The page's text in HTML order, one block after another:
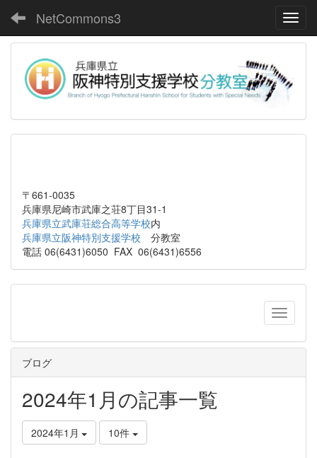
NetCommons3
〒661-0035
兵庫県尼崎市武庫之荘8丁目31-1
兵庫県立武庫荘総合高等学校内
兵庫県立阪神特別支援学校 分教室
電話 06(6431)6050 FAX 06(6431)6556
ブログ
2024年1月の記事一覧
2024年1月 10件